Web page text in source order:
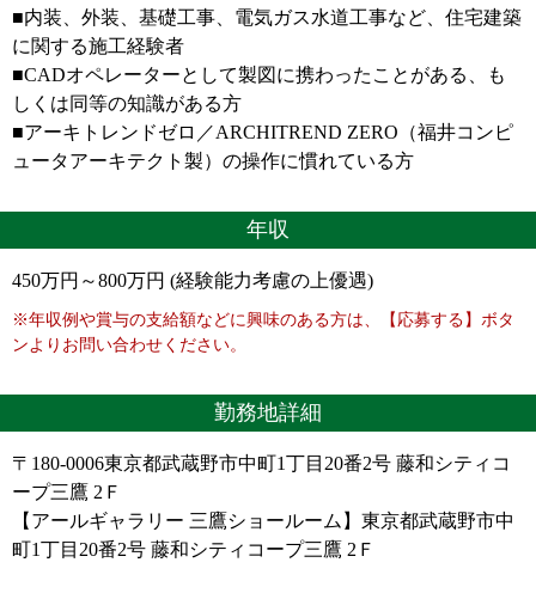
■内装、外装、基礎工事、電気ガス水道工事など、住宅建築
に関する施工経験者
■CADオペレーターとして製図に携わったことがある、も
しくは同等の知識がある方
■アーキトレンドゼロ／ARCHITREND ZERO（福井コンピ
ュータアーキテクト製）の操作に慣れている方
年収
450万円～800万円 (経験能力考慮の上優遇)
※年収例や賞与の支給額などに興味のある方は、【応募する】ボタ
ンよりお問い合わせください。
勤務地詳細
〒180-0006東京都武蔵野市中町1丁目20番2号 藤和シティコ
ープ三鷹 2Ｆ
【アールギャラリー 三鷹ショールーム】東京都武蔵野市中
町1丁目20番2号 藤和シティコープ三鷹 2Ｆ